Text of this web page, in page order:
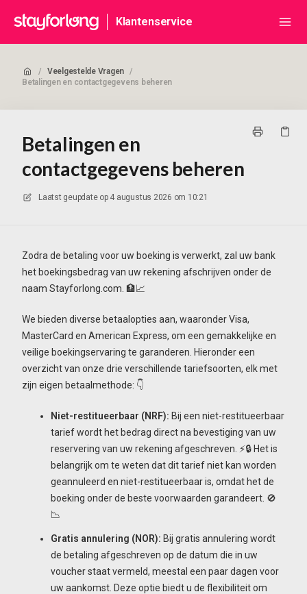
Klantenservice
/ Veelgestelde Vragen /
Betalingen en contactgegevens beheren
Betalingen en
contactgegevens beheren
Laatst geupdate op 4 augustus 2026 om 10:21
Zodra de betaling voor uw boeking is verwerkt, zal uw bank
het boekingsbedrag van uw rekening afschrijven onder de
naam Stayforlong.com. 🏦📈
We bieden diverse betaalopties aan, waaronder Visa,
MasterCard en American Express, om een gemakkelijke en
veilige boekingservaring te garanderen. Hieronder een
overzicht van onze drie verschillende tariefsoorten, elk met
zijn eigen betaalmethode: 👇
Niet-restitueerbaar (NRF): Bij een niet-restitueerbaar
tarief wordt het bedrag direct na bevestiging van uw
reservering van uw rekening afgeschreven. ⚡🔒 Het is
belangrijk om te weten dat dit tarief niet kan worden
geannuleerd en niet-restitueerbaar is, omdat het de
boeking onder de beste voorwaarden garandeert. 🚫
📉
Gratis annulering (NOR): Bij gratis annulering wordt
de betaling afgeschreven op de datum die in uw
voucher staat vermeld, meestal een paar dagen voor
uw aankomst. Deze optie biedt u de flexibiliteit om